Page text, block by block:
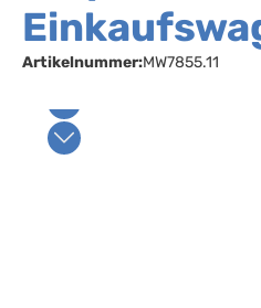
Artikelnummer:MW7855.11
Bildergalerie überspringen